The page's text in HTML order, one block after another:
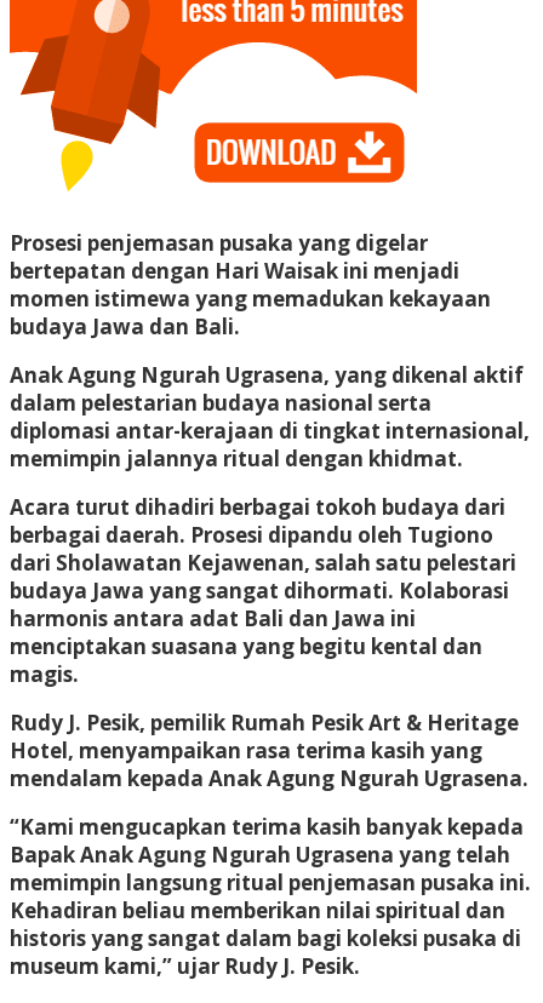
Prosesi penjemasan pusaka yang digelar
bertepatan dengan Hari Waisak ini menjadi
momen istimewa yang memadukan kekayaan
budaya Jawa dan Bali.
Anak Agung Ngurah Ugrasena, yang dikenal aktif
dalam pelestarian budaya nasional serta
diplomasi antar-kerajaan di tingkat internasional,
memimpin jalannya ritual dengan khidmat.
Acara turut dihadiri berbagai tokoh budaya dari
berbagai daerah. Prosesi dipandu oleh Tugiono
dari Sholawatan Kejawenan, salah satu pelestari
budaya Jawa yang sangat dihormati. Kolaborasi
harmonis antara adat Bali dan Jawa ini
menciptakan suasana yang begitu kental dan
magis.
Rudy J. Pesik, pemilik Rumah Pesik Art & Heritage
Hotel, menyampaikan rasa terima kasih yang
mendalam kepada Anak Agung Ngurah Ugrasena.
“Kami mengucapkan terima kasih banyak kepada
Bapak Anak Agung Ngurah Ugrasena yang telah
memimpin langsung ritual penjemasan pusaka ini.
Kehadiran beliau memberikan nilai spiritual dan
historis yang sangat dalam bagi koleksi pusaka di
museum kami,” ujar Rudy J. Pesik.